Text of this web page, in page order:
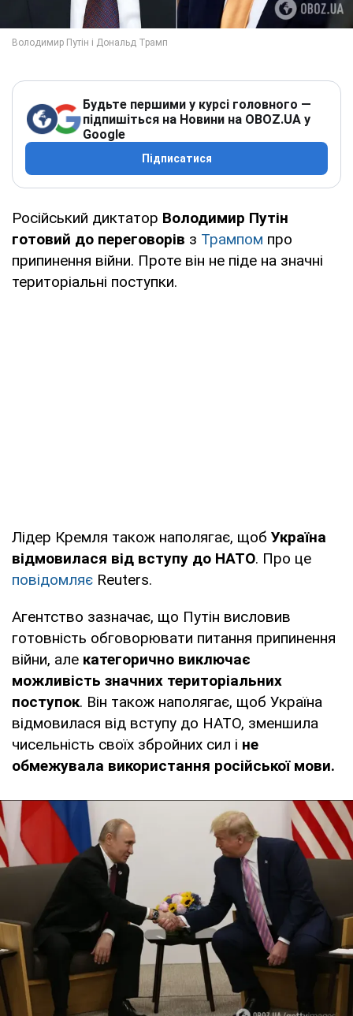
Будьте першими у курсі головного —
підпишіться на Новини на OBOZ.UA у
Google
Підписатися
Російський диктатор Володимир Путін
готовий до переговорів з Трампом про
припинення війни. Проте він не піде на значні
територіальні поступки.
Лідер Кремля також наполягає, щоб Україна
відмовилася від вступу до НАТО. Про це
повідомляє Reuters.
Агентство зазначає, що Путін висловив
готовність обговорювати питання припинення
війни, але категорично виключає
можливість значних територіальних
поступок. Він також наполягає, щоб Україна
відмовилася від вступу до НАТО, зменшила
чисельність своїх збройних сил і не
обмежувала використання російської мови.